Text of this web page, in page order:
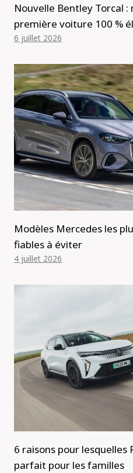
Nouvelle Bentley Torcal
première voiture 100 %
6 juillet 2026
Modèles Mercedes les
fiables à éviter
4 juillet 2026
6 raisons pour lesquelles
parfait pour les familles